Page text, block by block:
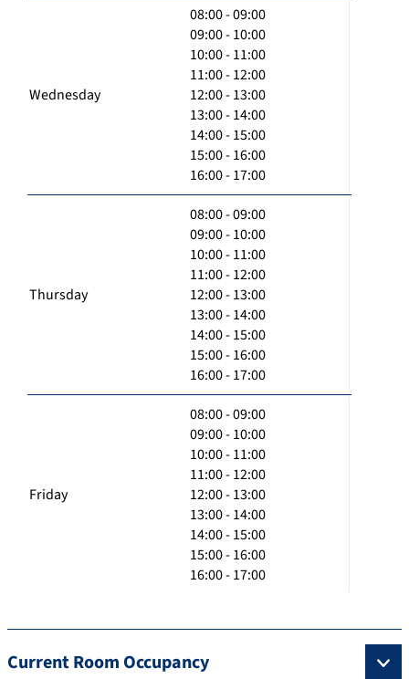
Wednesday
08:00 - 09:00
09:00 - 10:00
10:00 - 11:00
11:00 - 12:00
12:00 - 13:00
13:00 - 14:00
14:00 - 15:00
15:00 - 16:00
16:00 - 17:00
Thursday
08:00 - 09:00
09:00 - 10:00
10:00 - 11:00
11:00 - 12:00
12:00 - 13:00
13:00 - 14:00
14:00 - 15:00
15:00 - 16:00
16:00 - 17:00
Friday
08:00 - 09:00
09:00 - 10:00
10:00 - 11:00
11:00 - 12:00
12:00 - 13:00
13:00 - 14:00
14:00 - 15:00
15:00 - 16:00
16:00 - 17:00
Current Room Occupancy